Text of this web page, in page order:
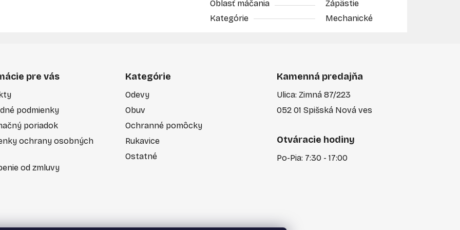
Oblasť máčania
Zápästie
Kategórie
Mechanické
pre vás
podmienky
poriadok
ochrany osobných
od zmluvy
Kategórie
Odevy
Obuv
Ochranné pomôcky
Rukavice
Ostatné
Kamenná predajňa
Ulica: Zimná 87/223
052 01 Spišská Nová ves
Otváracie hodiny
Po-Pia: 7:30 - 17:00